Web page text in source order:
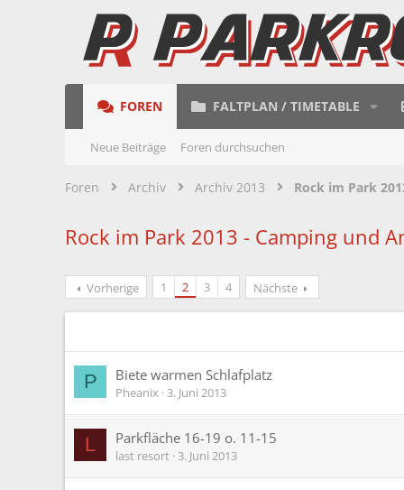
FOREN FALTPLAN / TIMETABLE
Neue Beiträge Foren durchsuchen
Foren Archiv Archiv 2013 Rock im Park
Rock im Park 2013 - Camping und
Vorherige 1 2 3 4 Nächste
P Biete warmen Schlafplatz
Pheanix 3. Juni 2013
L Parkfläche 16-19 o. 11-15
last resort 3. Juni 2013